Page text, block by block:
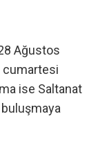
Ağustos
cumartesi
ise Saltanat
buluşmaya